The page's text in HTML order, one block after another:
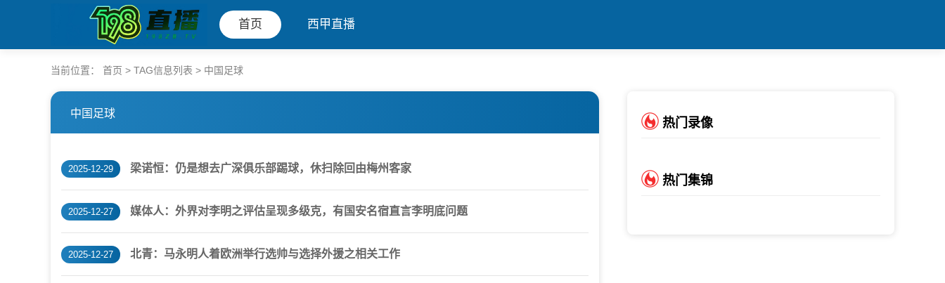
首页 西甲直播
当前位置： 首页 > TAG信息列表 > 中国足球
中国足球
2025-12-29 梁诺恒：仍是想去广深俱乐部踢球，休扫除回由梅州客家
2025-12-27 媒体人：外界对李明之评估呈现多级克，有国安名宿直言李明底问题
2025-12-27 北青：马永明人着欧洲举行选帅与选择外援之相关工作
热门录像
热门集锦